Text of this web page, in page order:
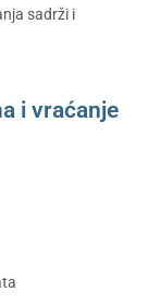
sadrži i
i vraćanje